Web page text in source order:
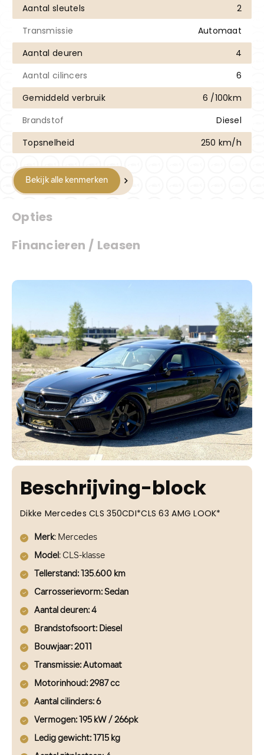
Aantal sleutels
2
Transmissie
Automaat
Aantal deuren
4
Aantal cilincers
6
Gemiddeld verbruik
6 /100km
Brandstof
Diesel
Topsnelheid
250 km/h
Bekijk alle kenmerken
Opties
Financieren / Leasen
Beschrijving-block
Dikke Mercedes CLS 350CDI*CLS 63 AMG LOOK*
Merk: Mercedes
Model : CLS-klasse
Tellerstand: 135.600 km
Carrosserievorm: Sedan
Aantal deuren: 4
Brandstofsoort: Diesel
Bouwjaar: 2011
Transmissie: Automaat
Motorinhoud : 2987 cc
Aantal cilinders: 6
Vermogen: 195 kW / 266pk
Ledig gewicht: 1715 kg